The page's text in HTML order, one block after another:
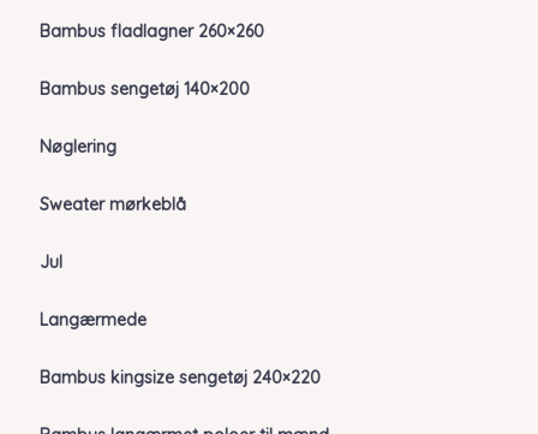
Bambus fladlagner 260×260
Bambus sengetøj 140×200
Nøglering
Sweater mørkeblå
Jul
Langærmede
Bambus kingsize sengetøj 240×220